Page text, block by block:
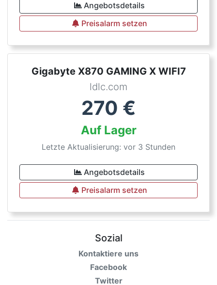
Angebotsdetails
Preisalarm setzen
Gigabyte X870 GAMING X WIFI7
ldlc.com
270 €
Auf Lager
Letzte Aktualisierung: vor 3 Stunden
Angebotsdetails
Preisalarm setzen
Sozial
Kontaktiere uns
Facebook
Twitter